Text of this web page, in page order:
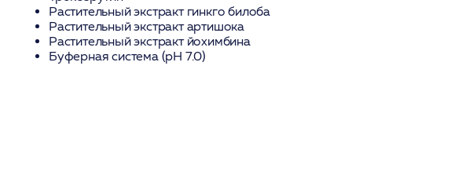
Растительный экстракт гинкго билоба
Растительный экстракт артишока
Растительный экстракт йохимбина
Буферная система (pH 7.0)